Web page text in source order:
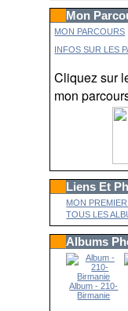
Mon
MON PARCOURS
INFOS SUR LES
Cliquez sur
mon
Liens Et
MON
TOUS LES
Albums
Album - 210-
Birmanie